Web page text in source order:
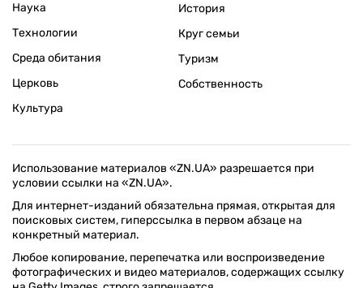
Наука
Технологии
Среда обитания
Церковь
Культура
История
Круг семьи
Туризм
Собственность
Использование материалов «ZN.UA» разрешается при
условии ссылки на «ZN.UA».
Для интернет-изданий обязательна прямая, открытая для
поисковых систем, гиперссылка в первом абзаце на
конкретный материал.
Любое копирование, перепечатка или воспроизведение
фотографических и видео материалов, содержащих ссылку